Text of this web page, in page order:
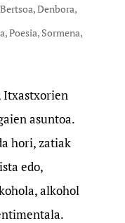
Bertsoa,Denbora,
,Poesia, Sormena,
Itxastxorien
asuntoa.
hori, zatiak
edo,
alkohol